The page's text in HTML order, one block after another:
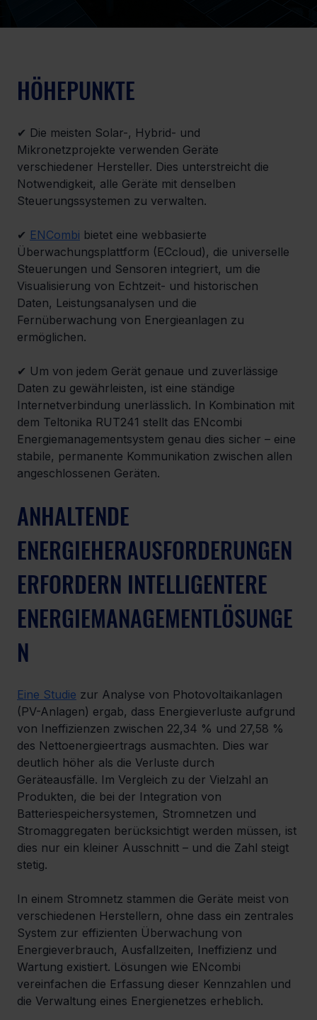
HÖHEPUNKTE
✔ Die meisten Solar-, Hybrid- und
Mikronetzprojekte verwenden Geräte
verschiedener Hersteller. Dies unterstreicht die
Notwendigkeit, alle Geräte mit denselben
Steuerungssystemen zu verwalten.
✔ ENCombi bietet eine webbasierte
Überwachungsplattform (ECcloud), die universelle
Steuerungen und Sensoren integriert, um die
Visualisierung von Echtzeit- und historischen
Daten, Leistungsanalysen und die
Fernüberwachung von Energieanlagen zu
ermöglichen.
✔ Um von jedem Gerät genaue und zuverlässige
Daten zu gewährleisten, ist eine ständige
Internetverbindung unerlässlich. In Kombination mit
dem Teltonika RUT241 stellt das ENcombi
Energiemanagementsystem genau dies sicher – eine
stabile, permanente Kommunikation zwischen allen
angeschlossenen Geräten.
ANHALTENDE
ENERGIEHERAUSFORDERUNGEN
ERFORDERN INTELLIGENTERE
ENERGIEMANAGEMENTLÖSUNGE
N
Eine Studie zur Analyse von Photovoltaikanlagen
(PV-Anlagen) ergab, dass Energieverluste aufgrund
von Ineffizienzen zwischen 22,34 % und 27,58 %
des Nettoenergieertrags ausmachten. Dies war
deutlich höher als die Verluste durch
Geräteausfälle. Im Vergleich zu der Vielzahl an
Produkten, die bei der Integration von
Batteriespeichersystemen, Stromnetzen und
Stromaggregaten berücksichtigt werden müssen, ist
dies nur ein kleiner Ausschnitt – und die Zahl steigt
stetig.
In einem Stromnetz stammen die Geräte meist von
verschiedenen Herstellern, ohne dass ein zentrales
System zur effizienten Überwachung von
Energieverbrauch, Ausfallzeiten, Ineffizienz und
Wartung existiert. Lösungen wie ENcombi
vereinfachen die Erfassung dieser Kennzahlen und
die Verwaltung eines Energienetzes erheblich.